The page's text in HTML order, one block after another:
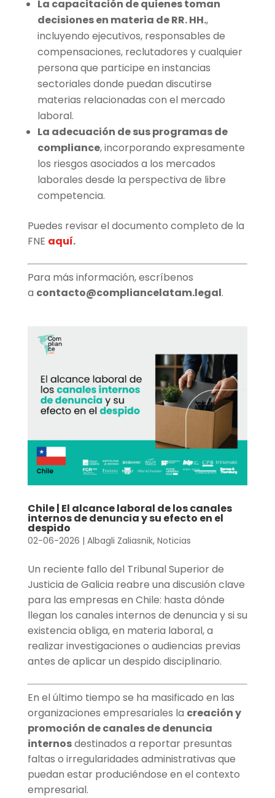
La capacitación de quienes toman
decisiones en materia de RR. HH.,
incluyendo ejecutivos, responsables de
compensaciones, reclutadores y cualquier
persona que participe en instancias
sectoriales donde puedan discutirse
materias relacionadas con el mercado
laboral.
La adecuación de sus programas de
compliance, incorporando expresamente
los riesgos asociados a los mercados
laborales desde la perspectiva de libre
competencia.
Puedes revisar el documento completo de la
FNE aquí.
Para más información, escríbenos
a contacto@compliancelatam.legal.
Chile | El alcance laboral de los canales
internos de denuncia y su efecto en el
despido
02-06-2026 | Albagli Zaliasnik, Noticias
Un reciente fallo del Tribunal Superior de
Justicia de Galicia reabre una discusión clave
para las empresas en Chile: hasta dónde
llegan los canales internos de denuncia y si su
existencia obliga, en materia laboral, a
realizar investigaciones o audiencias previas
antes de aplicar un despido disciplinario.
En el último tiempo se ha masificado en las
organizaciones empresariales la creación y
promoción de canales de denuncia
internosdestinados a reportar presuntas
faltas o irregularidades administrativas que
puedan estar produciéndose en el contexto
empresarial.